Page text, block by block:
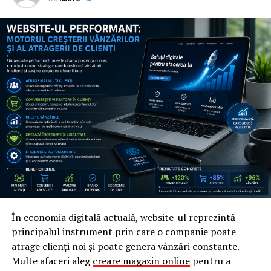
În esență, calitatea oțelului reprezintă fundația
întregului produs. Chiar dacă acest detaliu nu este
întotdeauna vizibil la prima vedere, el influențează
decisiv performanța și durata de viață a vestiarului
metalic.
Finisajele marginilor
În mobilierul metalic profesional, siguranța
utilizatorului este la fel de importantă ca rezistența
structurală. Din acest motiv, finisajele marginilor
reprezintă un detaliu esențial care diferențiază
produsele premium de variantele realizate superficial.
Procesul de debitare și prelucrare a metalului poate lăsa
margini ascuțite sau bavuri periculoase dacă nu este
realizat corespunzător. Într-un vestiar utilizat zilnic de
În economia digitală actuală, website-ul reprezintă
principalul instrument prin care o companie poate
atrage clienți noi și poate genera vânzări constante.
Multe afaceri alegcreare magazin onlinepentru a